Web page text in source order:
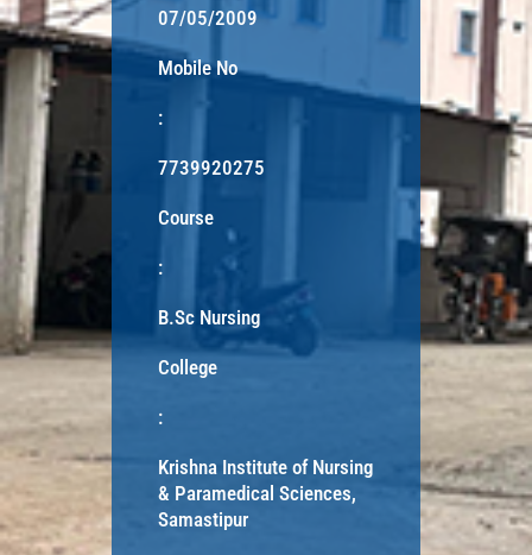
07/05/2009
Mobile No
:
7739920275
Course
:
B.Sc Nursing
College
:
Krishna Institute of Nursing
& Paramedical Sciences,
Samastipur